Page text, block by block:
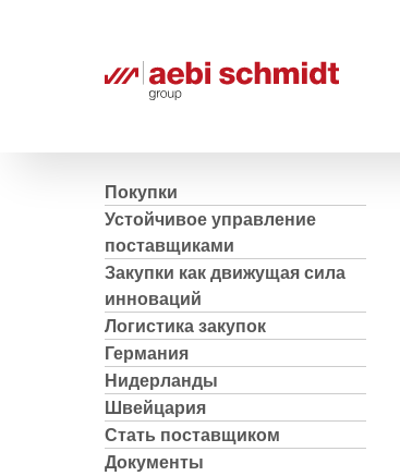
Покупки
Устойчивое управление
поставщиками
Закупки как движущая сила
инноваций
Логистика закупок
Германия
Нидерланды
Швейцария
Стать поставщиком
Документы